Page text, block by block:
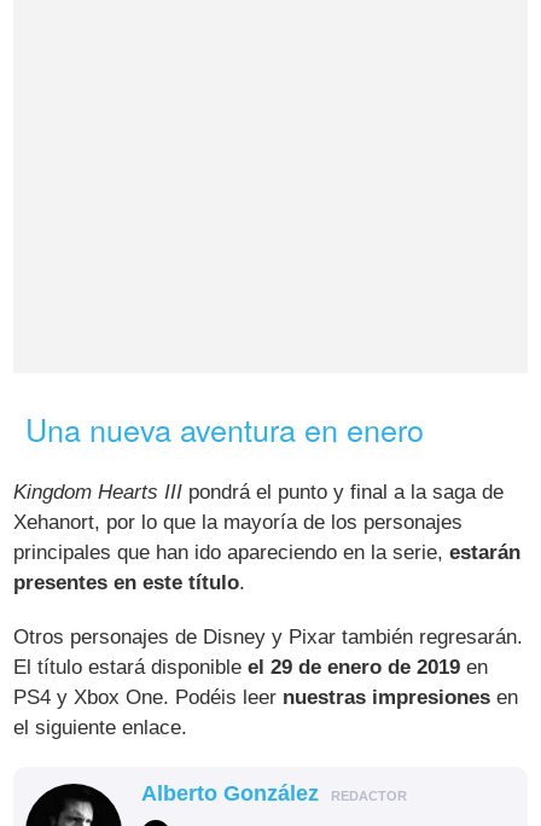
Una nueva aventura en enero
Kingdom Hearts III pondrá el punto y final a la saga de
Xehanort, por lo que la mayoría de los personajes
principales que han ido apareciendo en la serie,estarán
presentes en este título.
Otros personajes de Disney y Pixar también regresarán.
El título estará disponibleel 29 de enero de 2019 en
PS4 y Xbox One. Podéis leer nuestras impresiones en
el siguiente enlace.
Alberto González REDACTOR